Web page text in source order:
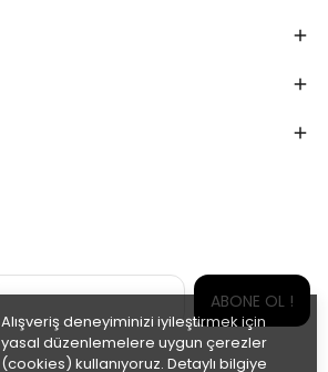
Alışveriş deneyiminizi iyileştirmek için
yasal düzenlemelere uygun çerezler
(cookies) kullanıyoruz. Detaylı bilgiye
ABONE OL !